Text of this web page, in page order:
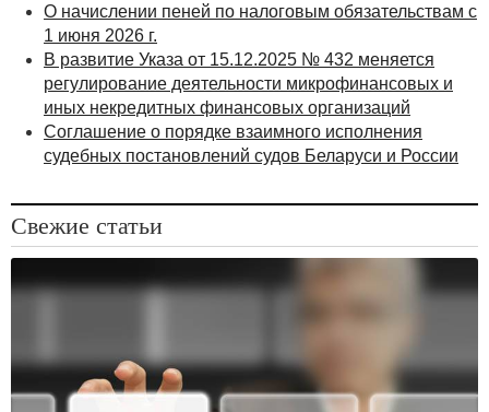
О начислении пеней по налоговым обязательствам с
1 июня 2026 г.
В развитие Указа от 15.12.2025 № 432 меняется
регулирование деятельности микрофинансовых и
иных некредитных финансовых организаций
Соглашение о порядке взаимного исполнения
судебных постановлений судов Беларуси и России
Свежие статьи